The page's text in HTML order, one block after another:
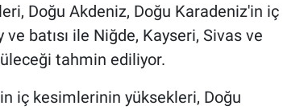
Doğu Akdeniz, Doğu Karadeniz'in iç
batısı ile Niğde, Kayseri, Sivas ve
tahmin ediliyor.
iç kesimlerinin yüksekleri, Doğu